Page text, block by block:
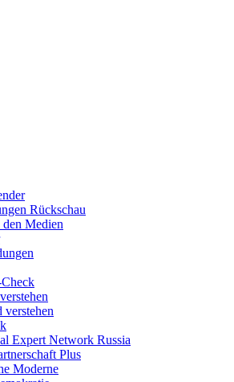
Rückschau
Medien
verstehen
Expert Network Russia
Plus
Moderne